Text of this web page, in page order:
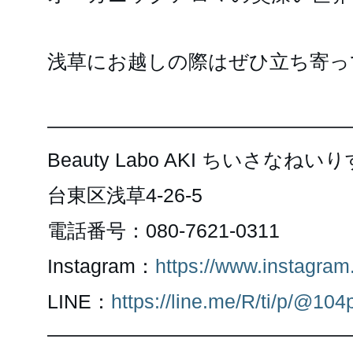
浅草にお越しの際はぜひ立ち寄
Beauty Labo AKI ちいさなねいり
台東区浅草4-26-5
電話番号：080-7621-0311
Instagram： https://
LINE： https://line.me/R/ti/p/